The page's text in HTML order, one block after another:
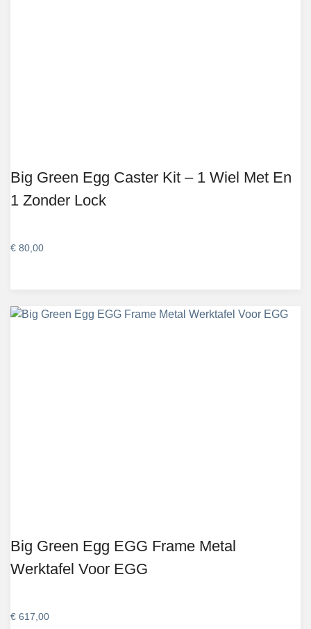
Big Green Egg Caster Kit – 1 Wiel Met En
1 Zonder Lock
€ 80,00
Big Green Egg EGG Frame Metal
Werktafel Voor EGG
€ 617,00